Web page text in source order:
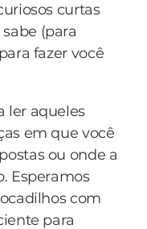
curtas
(para
fazer você
ler aqueles
em que você
ou onde a
Esperamos
com
para